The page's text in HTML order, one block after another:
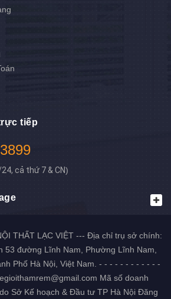
tiếp
cả thứ 7 & CN)
THẤT LẠC VIỆT --- Địa chỉ trụ sở chính:
53 đường Lĩnh Nam, Phường Lĩnh Nam,
Phố Hà Nội, Việt Nam. - - - - - - - - - - - -
Mã số doanh
Sở Kế hoạch & Đầu tư TP Hà Nội Đăng